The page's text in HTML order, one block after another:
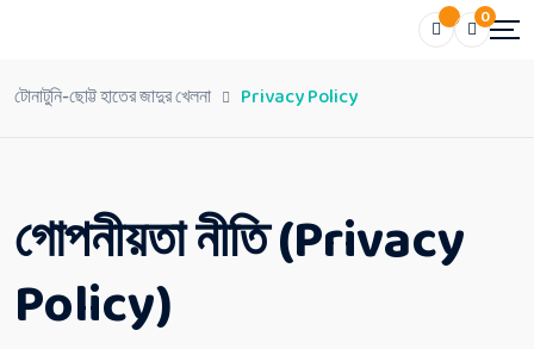
0
টোনাটুনি-ছোট্ট হাতের জাদুর খেলনা Privacy Policy
গোপনীয়তা নীতি (Privacy
Policy)